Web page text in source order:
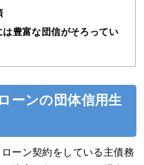
豊富な団信がそろってい
ーンの団体信用生
ーン契約をしている主債務